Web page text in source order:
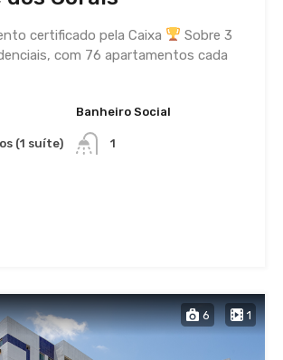
certificado pela Caixa
Sobre 3
com 76 apartamentos cada
(1 suíte)
Banheiro Social
1
6 1